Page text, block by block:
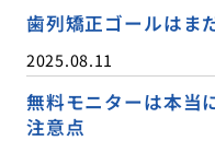
歯列矯正ゴールはま
2025.08.11
無料モニターは本当
注意点